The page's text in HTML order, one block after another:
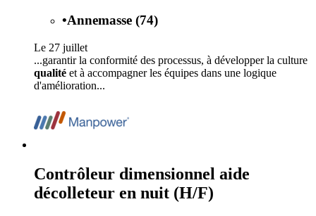
•Annemasse (74)
Le 27 juillet
...garantir la conformité des processus, à développer la culture
qualité et à accompagner les équipes dans une logique
d'amélioration...
Contrôleur dimensionnel aide
décolleteur en nuit (H/F)